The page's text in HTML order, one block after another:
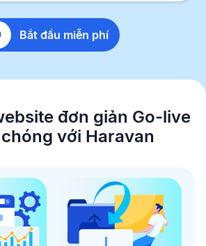
Bắt đầu miễn phí
đơn giản Go-live
với Haravan